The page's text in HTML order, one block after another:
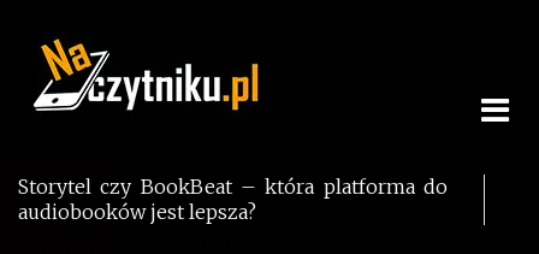
content
Storytel czy BookBeat – która platforma do
audiobooków jest lepsza?